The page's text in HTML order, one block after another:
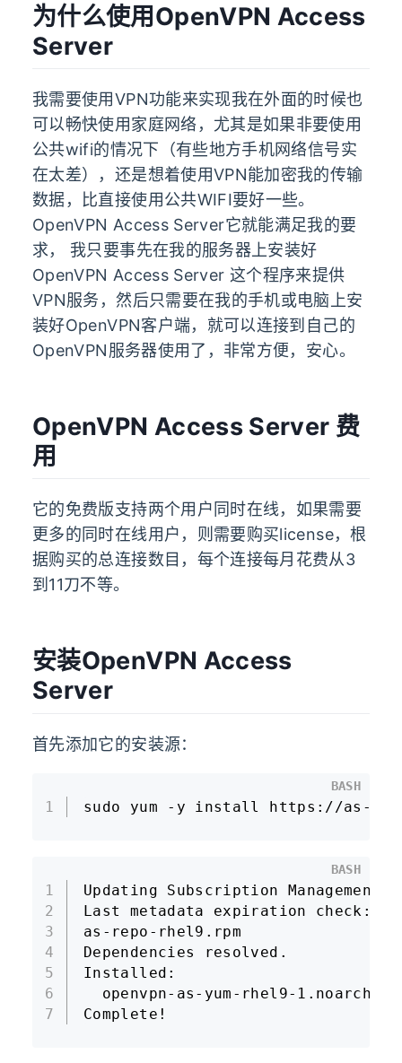
为什么使用OpenVPN Access
Server
我需要使用VPN功能来实现我在外面的时候也
可以畅快使用家庭网络，尤其是如果非要使用
公共wifi的情况下（有些地方手机网络信号实
在太差），还是想着使用VPN能加密我的传输
数据，比直接使用公共WIFI要好一些。
OpenVPN Access Server它就能满足我的要
求， 我只要事先在我的服务器上安装好
OpenVPN Access Server 这个程序来提供
VPN服务，然后只需要在我的手机或电脑上安
装好OpenVPN客户端，就可以连接到自己的
OpenVPN服务器使用了，非常方便，安心。
OpenVPN Access Server 费
用
它的免费版支持两个用户同时在线，如果需要
更多的同时在线用户，则需要购买license，根
据购买的总连接数目，每个连接每月花费从3
到11刀不等。
安装OpenVPN Access
Server
首先添加它的安装源：
1 sudo yum -y install https://as-
BASH
1
2
3
4
5
6
7
Updating Subscription
Last metadata expiration check:
as-repo-rhel9.rpm
Dependencies resolved.
Installed:
  openvpn-as-yum-rhel9-1.noarch
Complete!
BASH